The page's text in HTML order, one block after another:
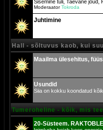
Sisemine tuli, Taevane jõud,
ModeraatorTokroda
Juhtimine
Hall - sõltuvus kaob, kui
Maailma ülesehitus,
Usundid
Siia on kokku koondatud
Tumeroheline - kõik, mis
20-Süsteem.